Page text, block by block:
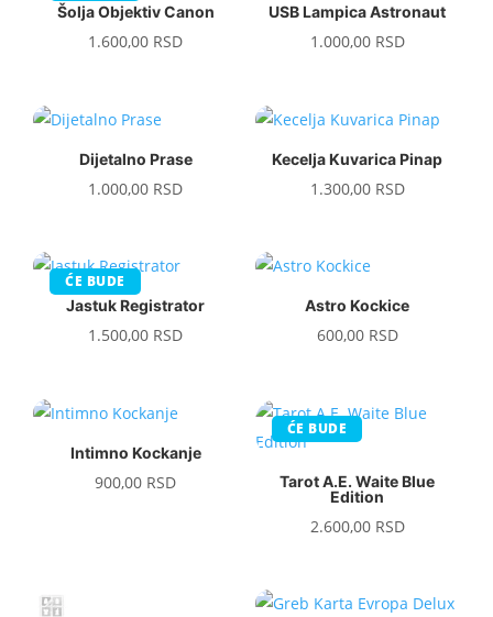
Šolja Objektiv Canon
1.600,00 RSD
USB Lampica Astronaut
1.000,00 RSD
Dijetalno Prase
1.000,00 RSD
Kecelja Kuvarica Pinap
1.300,00 RSD
ĆE BUDE
Jastuk Registrator
1.500,00 RSD
Astro Kockice
600,00 RSD
Intimno Kockanje
900,00 RSD
ĆE BUDE
Tarot A.E. Waite Blue
Edition
2.600,00 RSD